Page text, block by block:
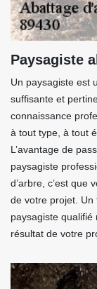
Paysagiste
Un paysagiste est
suffisante et
connaissance
à tout type, à tout
L’avantage de
paysagiste
d’arbre, c’est que
de votre projet. Un
paysagiste
résultat de votre